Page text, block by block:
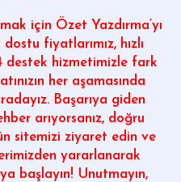
için Özet Yazdırma‘yı
fiyatlarımız, hızlı
destek hizmetimizle fark
her aşamasında
Başarıya giden
arıyorsanız, doğru
sitemizi ziyaret edin ve
yararlanarak
başlayın! Unutmayın,